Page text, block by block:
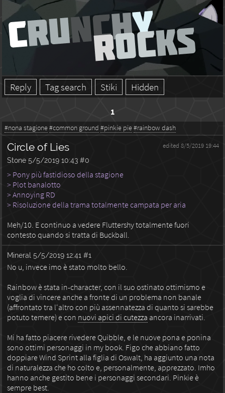
Reply Tag search Stiki Hidden
1
#nona stagione#common ground #pinkie pie#rainbow dash
Circle of Lies
Stone 5/5/2019 10:43 #0
edited 8/5/2019 19:44
> Pony più fastidioso della stagione
> Plot banalotto
> Annoying RD
> Risoluzione della trama totalmente campata per aria
Meh/10. E continuo a vedere Fluttershy totalmente fuori
contesto quando si tratta di Buckball.
Mineral 5/5/2019 12:41 #1
No u, invece imo è stato molto bello.
Rainbow è stata in-character, con il suo ostinato ottimismo e
voglia di vincere anche a fronte di un problema non banale
(affrontato tra l'altro con più assennatezza di quanto si sarebbe
potuto temere) e con nuovi apici di cutezza ancora inarrivati.
Mi ha fatto piacere rivedere Quibble, e le nuove pona e ponina
sono ottimi personaggi in my book. Figo che abbiano fatto
doppiare Wind Sprint alla figlia di Oswalt, ha aggiunto una nota
di naturalezza che ho colto e, personalmente, apprezzato. Imho
hanno anche gestito bene i personaggi secondari. Pinkie è
sempre best.